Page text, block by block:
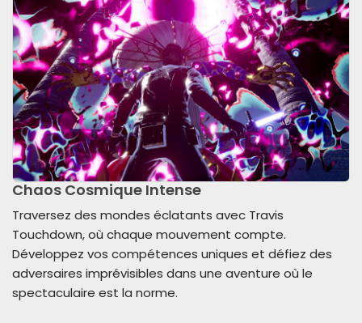
Chaos Cosmique Intense
Traversez des mondes éclatants avec Travis
Touchdown, où chaque mouvement compte.
Développez vos compétences uniques et défiez des
adversaires imprévisibles dans une aventure où le
spectaculaire est la norme.